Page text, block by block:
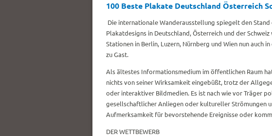
100 Beste Plakate Deutschland Österreich
Die internationale Wanderausstellung spiegelt den
Plakatdesigns in Deutschland, Österreich und der
Stationen in Berlin, Luzern, Nürnberg und Wien nun auch
zu Gast.
Als ältestes Informationsmedium im öffentlichen Raum
nichts von seiner Wirksamkeit eingebüßt, trotz der
oder interaktiver Bildmedien. Es ist nach wie vor Träger
gesellschaftlicher Anliegen oder kultureller Strömungen
Aufmerksamkeit für bevorstehende Ereignisse oder
DER WETTBEWERB